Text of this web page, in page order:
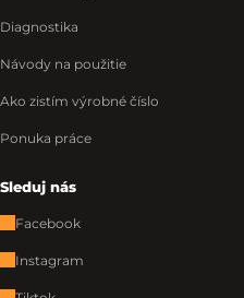
Diagnostika
Návody na použitie
Ako zistím výrobné číslo
Ponuka práce
Sleduj nás
Facebook
Instagram